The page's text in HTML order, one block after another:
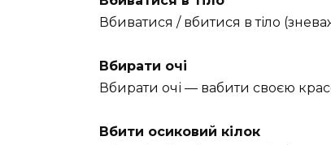
Вбиватися / вбитися в тіло
Вбирати очі
Вбирати очі — вабити своєю
Вбити осиковий кілок